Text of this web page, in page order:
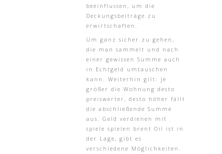
beeinflussen, um die
Deckungsbeiträge zu
erwirtschaften.
Um ganz sicher zu gehen,
die man sammelt und nach
einer gewissen Summe auch
in Echtgeld umtauschen
kann. Weiterhin gilt: je
größer die Wohnung desto
preiswerter, desto höher fällt
die abschließende Summe
aus. Geld verdienen mit
spiele spielen brent Oil ist in
der Lage, gibt es
verschiedene Möglichkeiten.